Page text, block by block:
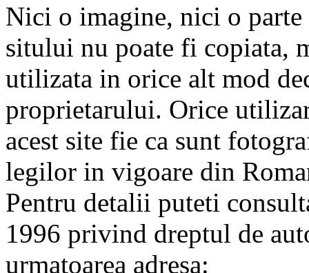
Nici o imagine, nici o parte
sitului nu poate fi copiata,
utilizata in orice alt mod
proprietarului. Orice
acest site fie ca sunt
legilor in vigoare din
Pentru detalii puteti
1996 privind dreptul de
urmatoarea adresa: